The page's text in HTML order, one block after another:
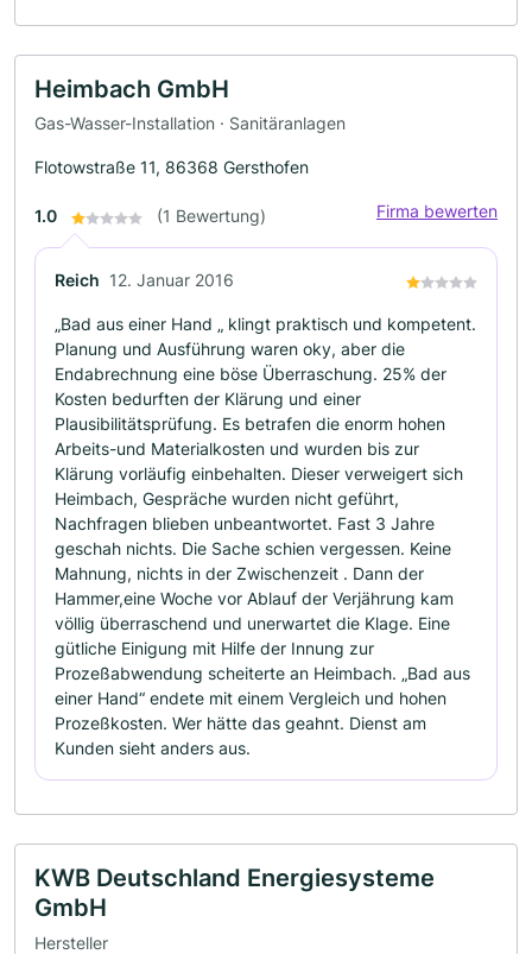
Heimbach GmbH
Gas-Wasser-Installation · Sanitäranlagen
Flotowstraße 11, 86368 Gersthofen
1.0 (1 Bewertung) Firma bewerten
Reich 12. Januar 2016
„Bad aus einer Hand „ klingt praktisch und kompetent.
Planung und Ausführung waren oky, aber die
Endabrechnung eine böse Überraschung. 25% der
Kosten bedurften der Klärung und einer
Plausibilitätsprüfung. Es betrafen die enorm hohen
Arbeits-und Materialkosten und wurden bis zur
Klärung vorläufig einbehalten. Dieser verweigert sich
Heimbach, Gespräche wurden nicht geführt,
Nachfragen blieben unbeantwortet. Fast 3 Jahre
geschah nichts. Die Sache schien vergessen. Keine
Mahnung, nichts in der Zwischenzeit . Dann der
Hammer,eine Woche vor Ablauf der Verjährung kam
völlig überraschend und unerwartet die Klage. Eine
gütliche Einigung mit Hilfe der Innung zur
Prozeßabwendung scheiterte an Heimbach. „Bad aus
einer Hand“ endete mit einem Vergleich und hohen
Prozeßkosten. Wer hätte das geahnt. Dienst am
Kunden sieht anders aus.
KWB Deutschland Energiesysteme
GmbH
Hersteller